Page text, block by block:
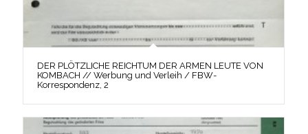
DER PLÖTZLICHE REICHTUM DER ARMEN LEUTE VON
KOMBACH // Werbung und Verleih / FBW-
Korrespondenz, 2